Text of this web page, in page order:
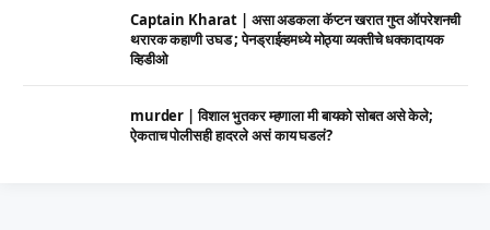
Captain Kharat | असा अडकला कॅप्टन खरात गुप्त ऑपरेशनची
थरारक कहाणी उघड ; पेनड्राईव्हमध्ये मोठ्या व्यक्तीचे धक्कादायक
व्हिडीओ
murder | विशाल भुतकर म्हणाला मी बायको सोबत असे केले;
ऐकताच पोलीसही हादरले असं काय घडलं?